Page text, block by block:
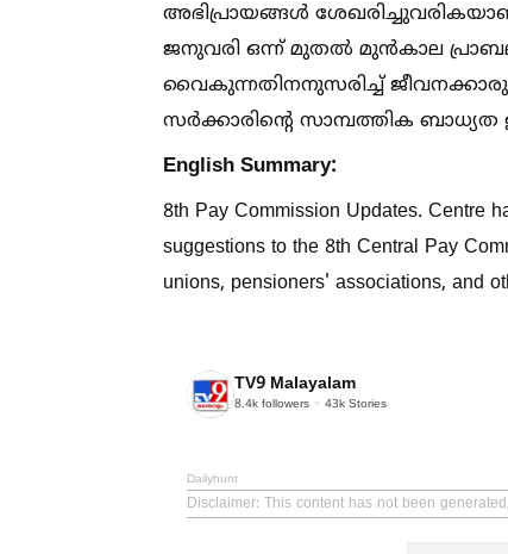
അഭിപ്രായങ്ങള്‍
ജനുവരി ഒന്ന് മുതല്‍ മുൻകാല
വൈകുന്നതിനനുസരിച്ച്‌
സർക്കാരിന്‍റെ സാമ്പത്തിക
English Summary:
8th Pay Commission Updates. Centre
suggestions to the 8th Central Pay
unions, pensioners' associations, and
TV9 Malayalam
8.4k followers 43k Stories
Dailyhunt
Disclaimer: This content has not been